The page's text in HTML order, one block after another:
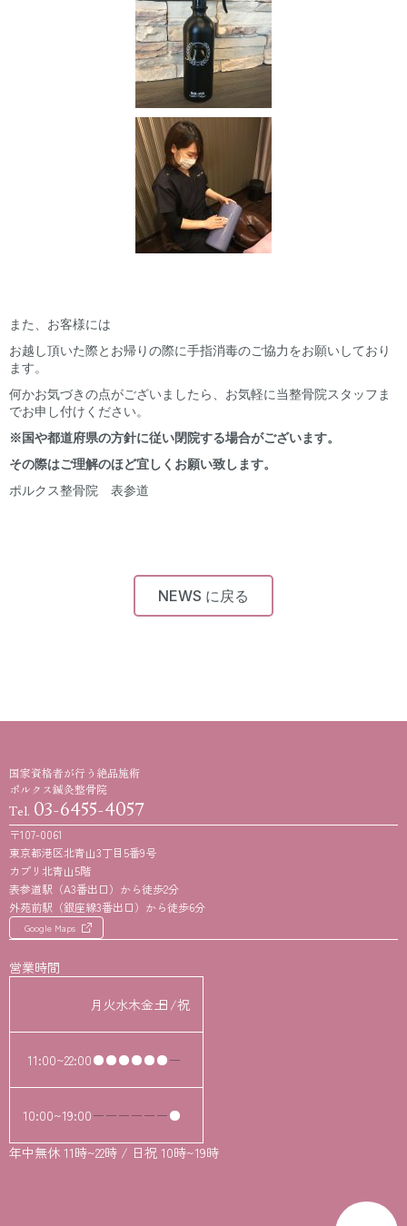
また、お客様には
お越し頂いた際とお帰りの際に手指消毒のご協力をお願いしており
ます。
何かお気づきの点がございましたら、お気軽に当整骨院スタッフま
でお申し付けください。
※国や都道府県の方針に従い閉院する場合がございます。
その際はご理解のほど宜しくお願い致します。
ポルクス整骨院 表参道
NEWS に戻る
国家資格者が行う絶品施術
ポルクス鍼灸整骨院
Tel. 03-6455-4057
〒107-0061
東京都港区北青山3丁目5番9号
カプリ北青山5階
表参道駅（A3番出口）から徒歩2分
外苑前駅（銀座線3番出口）から徒歩6分
Google Maps
営業時間
月 火水木金土
日/祝
11:00~22:00
10:00~19:00
年中無休 11時~22時 / 日祝 10時~19時